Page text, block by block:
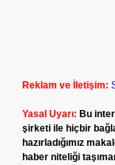
Reklam ve İletişim:
Yasal Uyarı: Bu
şirketi ile hiçbir
hazırladığımız
haber niteliği